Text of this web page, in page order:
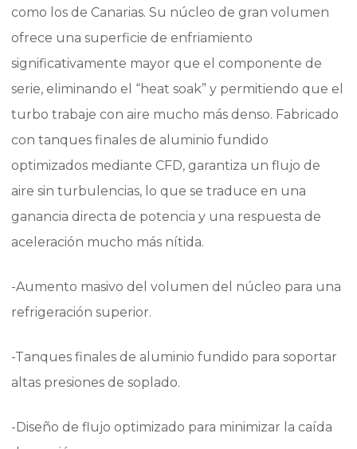
como los de Canarias. Su núcleo de gran volumen
ofrece una superficie de enfriamiento
significativamente mayor que el componente de
serie, eliminando el “heat soak” y permitiendo que el
turbo trabaje con aire mucho más denso. Fabricado
con tanques finales de aluminio fundido
optimizados mediante CFD, garantiza un flujo de
aire sin turbulencias, lo que se traduce en una
ganancia directa de potencia y una respuesta de
aceleración mucho más nítida.
-Aumento masivo del volumen del núcleo para una
refrigeración superior.
-Tanques finales de aluminio fundido para soportar
altas presiones de soplado.
-Diseño de flujo optimizado para minimizar la caída